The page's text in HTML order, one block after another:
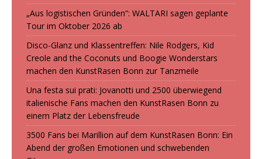
„Aus logistischen Gründen“: WALTARI sagen geplante
Tour im Oktober 2026 ab
Disco-Glanz und Klassentreffen: Nile Rodgers, Kid
Creole and the Coconuts und Boogie Wonderstars
machen den KunstRasen Bonn zur Tanzmeile
Una festa sui prati: Jovanotti und 2500 überwiegend
italienische Fans machen den KunstRasen Bonn zu
einem Platz der Lebensfreude
3500 Fans bei Marillion auf dem KunstRasen Bonn: Ein
Abend der großen Emotionen und schwebenden